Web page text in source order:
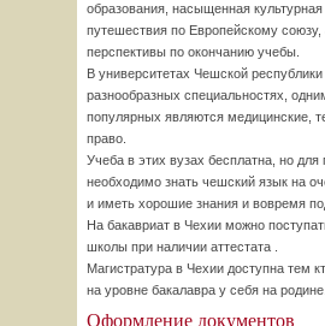
образования, насыщенная культурная
путешествия по Европейскому
перспективы по окончанию учебы.
В университетах Чешской
разнообразных специальностях,
популярных являются медицинские,
право.
Учеба в этих вузах бесплатна, но для
необходимо знать чешский язык на
и иметь хорошие знания и вовремя
На бакавриат в Чехии можно
школы при наличии аттестата .
Магистратура в Чехии доступна тем
на уровне бакалавра у себя на родине.
Оформление документов